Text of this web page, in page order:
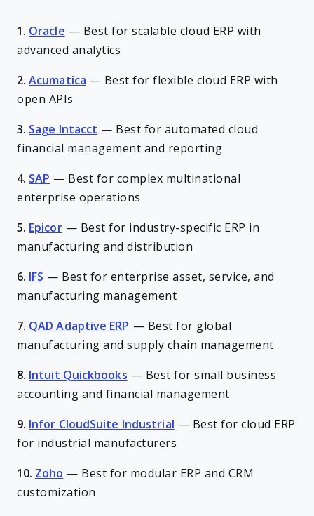
1. Oracle — Best for scalable cloud ERP with
advanced analytics
2. Acumatica — Best for flexible cloud ERP with
open APIs
3. Sage Intacct — Best for automated cloud
financial management and reporting
4. SAP — Best for complex multinational
enterprise operations
5. Epicor — Best for industry-specific ERP in
manufacturing and distribution
6. IFS — Best for enterprise asset, service, and
manufacturing management
7. QAD Adaptive ERP — Best for global
manufacturing and supply chain management
8. Intuit Quickbooks — Best for small business
accounting and financial management
9. Infor CloudSuite Industrial — Best for cloud ERP
for industrial manufacturers
10. Zoho — Best for modular ERP and CRM
customization